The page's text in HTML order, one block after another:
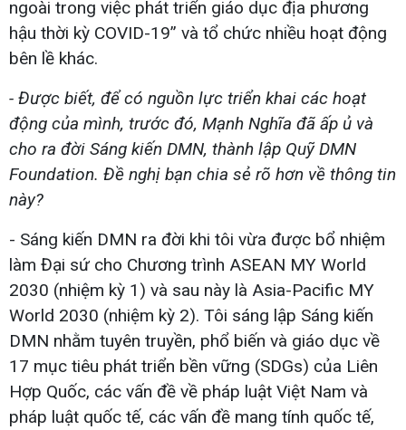
ngoài trong việc phát triển giáo dục địa phương
hậu thời kỳ COVID-19” và tổ chức nhiều hoạt động
bên lề khác.
- Được biết, để có nguồn lực triển khai các hoạt
động của mình, trước đó, Mạnh Nghĩa đã ấp ủ và
cho ra đời Sáng kiến DMN, thành lập Quỹ DMN
Foundation. Đề nghị bạn chia sẻ rõ hơn về thông tin
này?
- Sáng kiến DMN ra đời khi tôi vừa được bổ nhiệm
làm Đại sứ cho Chương trình ASEAN MY World
2030 (nhiệm kỳ 1) và sau này là Asia-Pacific MY
World 2030 (nhiệm kỳ 2). Tôi sáng lập Sáng kiến
DMN nhằm tuyên truyền, phổ biến và giáo dục về
17 mục tiêu phát triển bền vững (SDGs) của Liên
Hợp Quốc, các vấn đề về pháp luật Việt Nam và
pháp luật quốc tế, các vấn đề mang tính quốc tế,